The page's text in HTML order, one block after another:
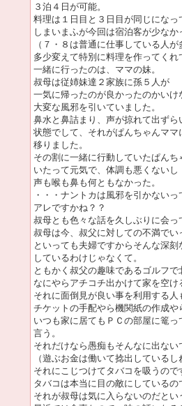
３泊４日が可能。
料理は１日目と３日目が同じになっ
しまいまふが今回は宿泊客が少なか
（７・８は普通に仕事している人
多少変えて特別に料理を作ってくれ
一緒に行ったのは、ママの妹。
叔母は従姉妹達２家族に孫５人が
一気に帰ったのが良かったのかいけ
大変な風邪を引いていました。
鼻水と鼻詰まり、声が掠れて出ずら
状態でして、それがぱんちゃんママ
移りました。
その割に一緒に行動していたぱんち
いたって元気で、体調も悪くないし
声も喉も鼻も何ともなかった。
・・・ナントカは風邪を引かないっ
アレですかね？？
叔母とも色々な話を久しぶりに会っ
叔母は今、叔父に対しての不満でい
といっても夫婦ですからそんな深刻
しているわけじゃなくて。
ともかく叔父の趣味であるゴルフで
なにやらアチコチ出かけて家を空け
それに面倒見が良い事を利用する人
チケットの手配やら機関紙の作成や
いつも家に居てもＰＣの部屋に篭っ
言う。
それだけなら愚痴もそんなに出ない
（遊ぶお金は働いて捻出しているし
それにこじつけてタバコを吸うので
タバコは本当に目の敵にしているの
それが叔母は気に入らないのだとい